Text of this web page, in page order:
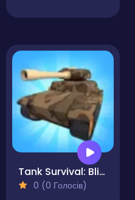
Tank Survival: Blitz War
0 (0 Голосів)